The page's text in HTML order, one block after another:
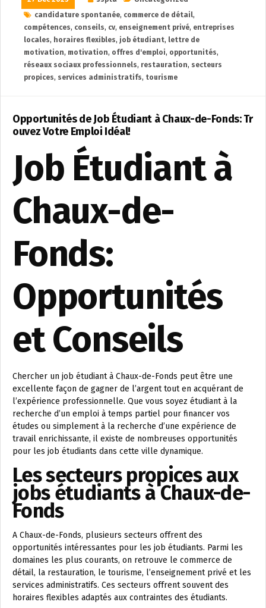
candidature spontanée, commerce de détail,
compétences, conseils, cv, enseignement privé, entreprises
locales, horaires flexibles, job étudiant, lettre de
motivation, motivation, offres d'emploi, opportunités,
réseaux sociaux professionnels, restauration, secteurs
propices, services administratifs, tourisme
Opportunités de Job Étudiant à Chaux-de-Fonds: Tr
ouvez Votre Emploi Idéal!
Job Étudiant à
Chaux-de-
Fonds:
Opportunités
et Conseils
Chercher un job étudiant à Chaux-de-Fonds peut être une
excellente façon de gagner de l’argent tout en acquérant de
l’expérience professionnelle. Que vous soyez étudiant à la
recherche d’un emploi à temps partiel pour financer vos
études ou simplement à la recherche d’une expérience de
travail enrichissante, il existe de nombreuses opportunités
pour les job étudiants dans cette ville dynamique.
Les secteurs propices aux
jobs étudiants à Chaux-de-
Fonds
A Chaux-de-Fonds, plusieurs secteurs offrent des
opportunités intéressantes pour les job étudiants. Parmi les
domaines les plus courants, on retrouve le commerce de
détail, la restauration, le tourisme, l’enseignement privé et les
services administratifs. Ces secteurs offrent souvent des
horaires flexibles adaptés aux contraintes des étudiants.